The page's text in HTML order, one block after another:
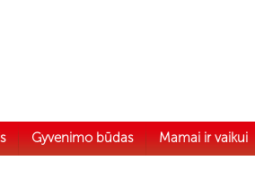
Gyvenimo būdas Mamai ir vaikui